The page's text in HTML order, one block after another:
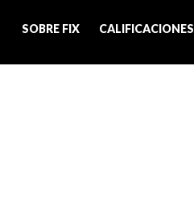
SOBRE FIX CALIFICACIONES